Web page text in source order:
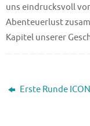
uns eindrucksvoll
Abenteuerlust
Kapitel unserer
Erste Runde